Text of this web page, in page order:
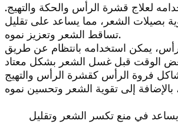
لعلاج قشرة الرأس والحكة والتهيج.
بصيلات الشعر، مما يساعد على تقليل
تساقط الشعر وتعزيز نموه.
يمكن استخدامه بانتظام عن طريق
فروة الرأس كقشرة الرأس والتهيج
في منع تكسر الشعر وتقليل